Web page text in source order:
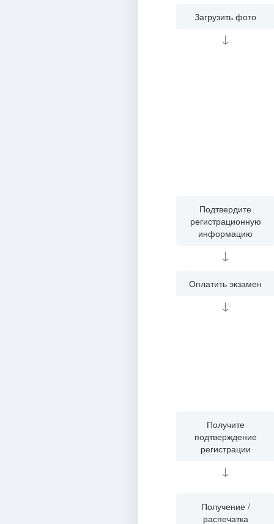
Загрузить фото
↓
Подтвердите
регистрационную
информацию
↓
Оплатить экзамен
↓
Получите
подтверждение
регистрации
↓
Получение /
распечатка